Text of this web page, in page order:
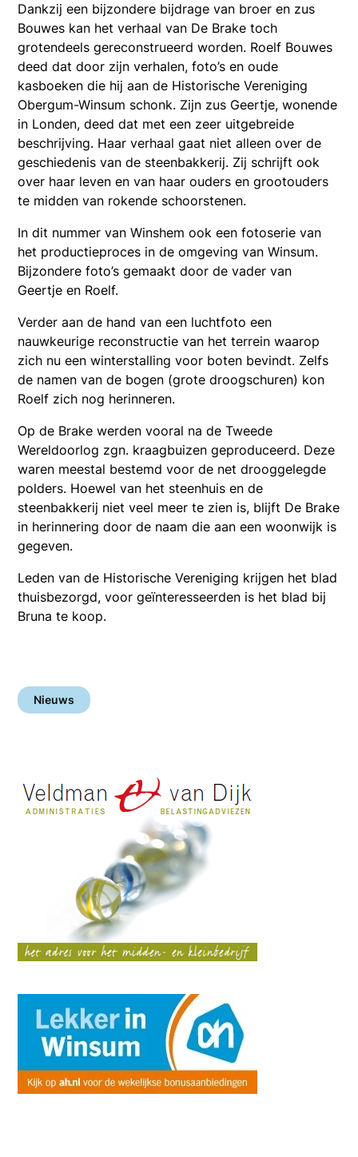
Dankzij een bijzondere bijdrage van broer en zus
Bouwes kan het verhaal van De Brake toch
grotendeels gereconstrueerd worden. Roelf Bouwes
deed dat door zijn verhalen, foto’s en oude
kasboeken die hij aan de Historische Vereniging
Obergum-Winsum schonk. Zijn zus Geertje, wonende
in Londen, deed dat met een zeer uitgebreide
beschrijving. Haar verhaal gaat niet alleen over de
geschiedenis van de steenbakkerij. Zij schrijft ook
over haar leven en van haar ouders en grootouders
te midden van rokende schoorstenen.
In dit nummer van Winshem ook een fotoserie van
het productieproces in de omgeving van Winsum.
Bijzondere foto’s gemaakt door de vader van
Geertje en Roelf.
Verder aan de hand van een luchtfoto een
nauwkeurige reconstructie van het terrein waarop
zich nu een winterstalling voor boten bevindt. Zelfs
de namen van de bogen (grote droogschuren) kon
Roelf zich nog herinneren.
Op de Brake werden vooral na de Tweede
Wereldoorlog zgn. kraagbuizen geproduceerd. Deze
waren meestal bestemd voor de net drooggelegde
polders. Hoewel van het steenhuis en de
steenbakkerij niet veel meer te zien is, blijft De Brake
in herinnering door de naam die aan een woonwijk is
gegeven.
Leden van de Historische Vereniging krijgen het blad
thuisbezorgd, voor geïnteresseerden is het blad bij
Bruna te koop.
Nieuws